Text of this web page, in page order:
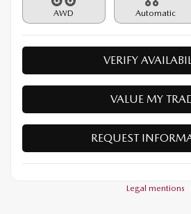
AWD Automatic
VERIFY
VALUE MY
REQUEST
Legal mentions